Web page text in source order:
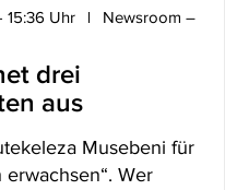
15:36 Uhr
Newsroom –
drei
aus
Musebeni für
Wer